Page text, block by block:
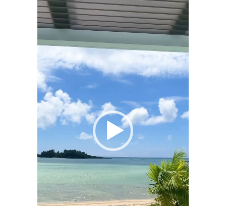
画
プ
ー
ヤ